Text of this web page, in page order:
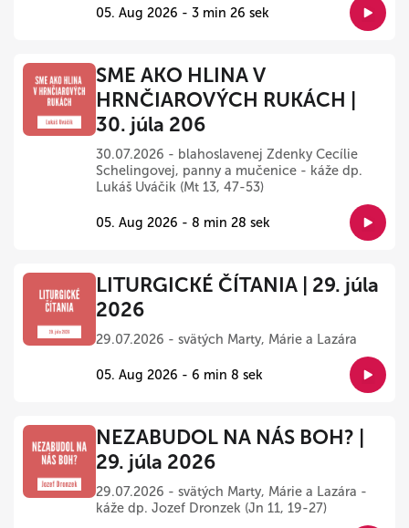
05. Aug 2026 - 3 min 26 sek
SME AKO HLINA V
HRNČIAROVÝCH RUKÁCH |
30. júla 206
30.07.2026 - blahoslavenej Zdenky Cecílie
Schelingovej, panny a mučenice - káže dp.
Lukáš Uváčik (Mt 13, 47-53)
05. Aug 2026 - 8 min 28 sek
LITURGICKÉ ČÍTANIA | 29. júla
2026
29.07.2026 - svätých Marty, Márie a Lazára
05. Aug 2026 - 6 min 8 sek
NEZABUDOL NA NÁS BOH? |
29. júla 2026
29.07.2026 - svätých Marty, Márie a Lazára -
káže dp. Jozef Dronzek (Jn 11, 19-27)